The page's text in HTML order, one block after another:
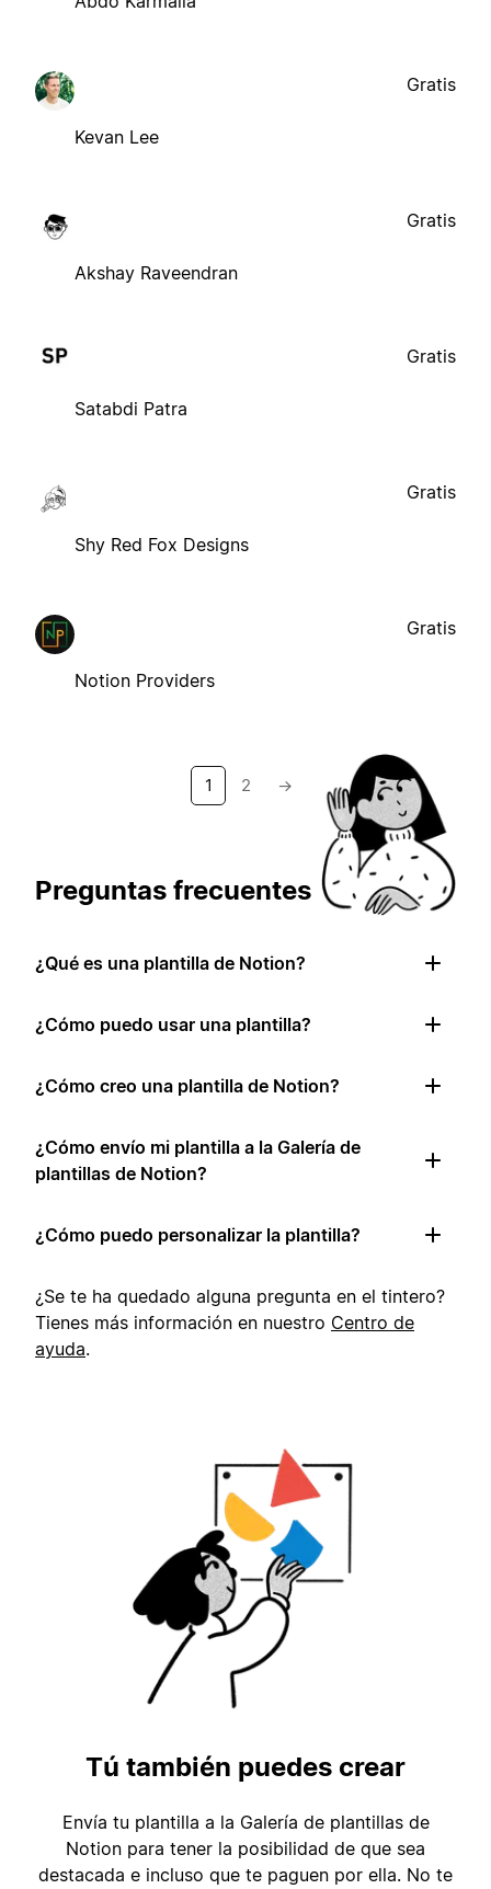
Kevan Lee
Gratis
Akshay Raveendran
Gratis
Satabdi Patra
Gratis
Shy Red Fox Designs
Gratis
Notion Providers
Gratis
1 2 →
Preguntas frecuentes
¿Qué es una plantilla de Notion?
¿Cómo puedo usar una plantilla?
¿Cómo creo una plantilla de Notion?
¿Cómo envío mi plantilla a la Galería de
plantillas de Notion?
¿Cómo puedo personalizar la plantilla?
¿Se te ha quedado alguna pregunta en el tintero?
Tienes más información en nuestro Centro de
ayuda.
Tú también puedes crear
Envía tu plantilla a la Galería de plantillas de
Notion para tener la posibilidad de que sea
destacada e incluso que te paguen por ella. No te